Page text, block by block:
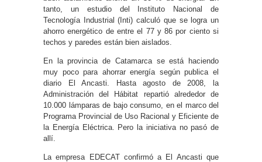
tanto, un estudio del Instituto Nacional de
Tecnología Industrial (Inti) calculó que se logra un
ahorro energético de entre el 77 y 86 por ciento si
techos y paredes están bien aislados.
En la provincia de Catamarca se está haciendo
muy poco para ahorrar energía según publica el
diario El Ancasti. Hasta agosto de 2008, la
Administración del Hábitat repartió alrededor de
10.000 lámparas de bajo consumo, en el marco del
Programa Provincial de Uso Racional y Eficiente de
la Energía Eléctrica. Pero la iniciativa no pasó de
allí.
La empresa EDECAT confirmó a El Ancasti que